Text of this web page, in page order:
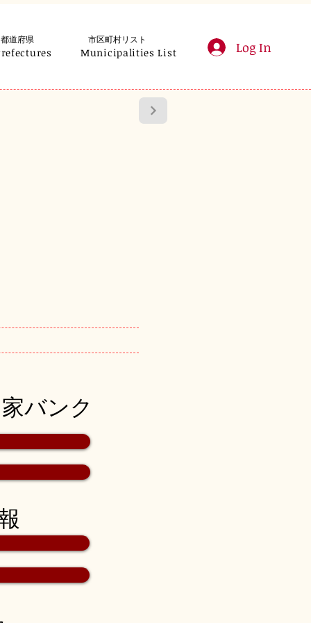
Municipalities List Log In
都道府県 市区町村リスト
バンク